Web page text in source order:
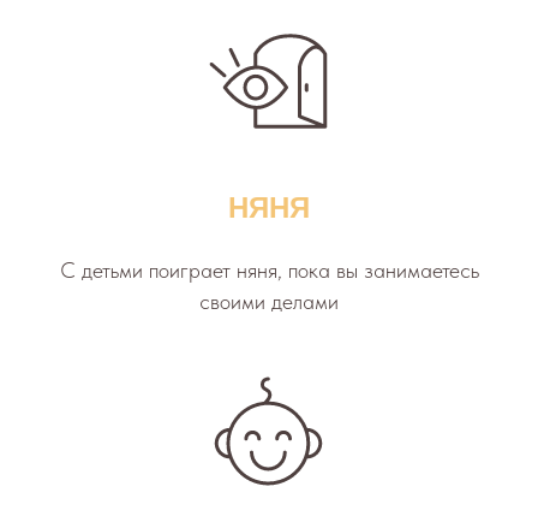
НЯНЯ
С детьми поиграет няня, пока вы занимаетесь
своими делами